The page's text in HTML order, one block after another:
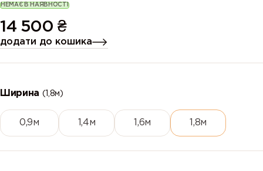
НЕМАЄ В НАЯВНОСТІ
14 500 ₴
додати до кошика
Ширина (1,8м)
0,9м 1,4м 1,6м 1,8м